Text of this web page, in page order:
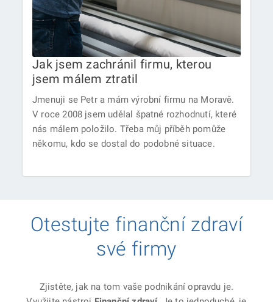
Jak jsem zachránil firmu, kterou
jsem málem ztratil
Jmenuji se Petr a mám výrobní firmu na Moravě.
V roce 2008 jsem udělal špatné rozhodnutí, které
nás málem položilo. Třeba můj příběh pomůže
někomu, kdo se dostal do podobné situace.
Otestujte finanční zdraví
své firmy
Zjistěte, jak na tom vaše podnikání opravdu je.